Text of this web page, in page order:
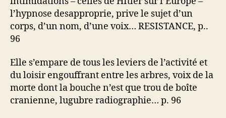
l’hypnose desapproprie, prive le sujet d’un
corps, d’un nom, d’une voix… RESISTANCE, p..
96
Elle s’empare de tous les leviers de l’activité et
du loisir engouffrant entre les arbres, voix de la
morte dont la bouche n’est que trou de boîte
cranienne, lugubre radiographie… p. 96